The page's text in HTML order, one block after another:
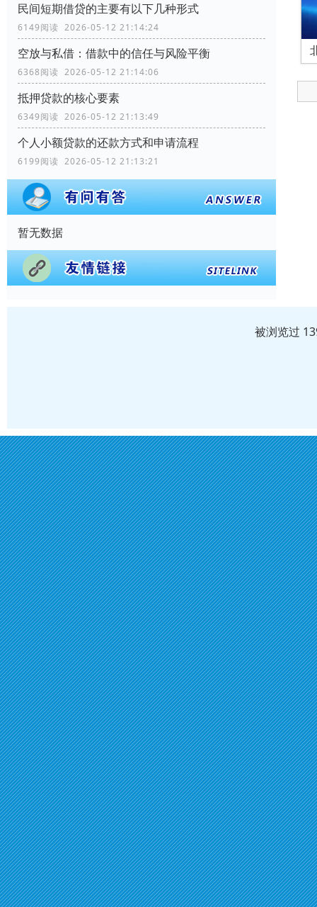
民间短期借贷的主要有以下几种形式
6149阅读 2026-05-12 21:14:24
空放与私借：借款中的信任与风险平衡
6368阅读 2026-05-12 21:14:06
抵押贷款的核心要素
6349阅读 2026-05-12 21:13:49
个人小额贷款的还款方式和申请流程
6199阅读 2026-05-12 21:13:21
暂无数据
被浏览过